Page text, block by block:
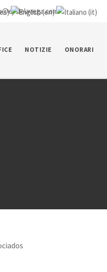
delavega.com
NOTIZIE ONORARI